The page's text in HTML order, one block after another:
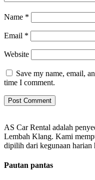
Name *
Email *
Website
Save my name, email,
time I comment.
AS Car Rental adalah
Lembah Klang. Kami
dipilih dari kegunaan harian
Pautan pantas